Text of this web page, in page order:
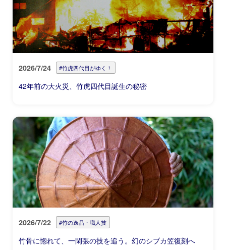
2026/7/24 #竹虎四代目がゆく！
42年前の大火災、竹虎四代目誕生の秘密
2026/7/22 #竹の逸品・職人技
竹骨に惚れて、一閑張の技を追う。幻のシブカ笠復刻へ